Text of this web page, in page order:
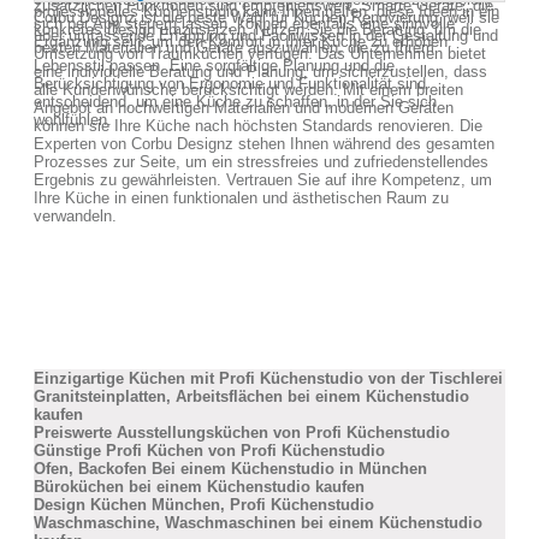
zusätzlichen Funktionen sind empfehlenswert. Smarte Geräte, die
sich per App steuern lassen, können ebenfalls eine sinnvolle
Ergänzung sein, um den Komfort in Ihrer Küche zu erhöhen.
professionelles Küchenstudio kann Ihnen helfen, diese Ideen in ein
konkretes Design umzusetzen. Nutzen Sie die Beratung, um die
besten Materialien und Geräte auszuwählen, die zu Ihrem
Lebensstil passen. Eine sorgfältige Planung und die
Berücksichtigung von Ergonomie und Funktionalität sind
entscheidend, um eine Küche zu schaffen, in der Sie sich
wohlfühlen.
Corbu Designz ist die beste Wahl für Küchen Renovierung, weil sie
über umfassende Erfahrung und Fachwissen in der Gestaltung und
Umsetzung von Traumküchen verfügen. Das Unternehmen bietet
eine individuelle Beratung und Planung, um sicherzustellen, dass
alle Kundenwünsche berücksichtigt werden. Mit einem breiten
Angebot an hochwertigen Materialien und modernen Geräten
können sie Ihre Küche nach höchsten Standards renovieren. Die
Experten von Corbu Designz stehen Ihnen während des gesamten
Prozesses zur Seite, um ein stressfreies und zufriedenstellendes
Ergebnis zu gewährleisten. Vertrauen Sie auf ihre Kompetenz, um
Ihre Küche in einen funktionalen und ästhetischen Raum zu
verwandeln.
Einzigartige Küchen mit Profi Küchenstudio von der Tischlerei
Granitsteinplatten, Arbeitsflächen bei einem Küchenstudio
kaufen
Preiswerte Ausstellungsküchen von Profi Küchenstudio
Günstige Profi Küchen von Profi Küchenstudio
Ofen, Backofen Bei einem Küchenstudio in München
Büroküchen bei einem Küchenstudio kaufen
Design Küchen München, Profi Küchenstudio
Waschmaschine, Waschmaschinen bei einem Küchenstudio